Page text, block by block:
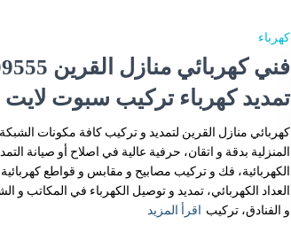
كهرباء
فني كهربائي
تمديد كهرباء تركيب سبوت لايت
كهربائي منازل القرين لتمديد و تركيب كافة مكونات الشبكة
المنزلية بدقة و اتقان، حرفية عالية في اصلاح أو صيانة
الكهربائية، فك و تركيب مصابيح و مقابس و قواطع
العداد الكهربائي، تمديد و توصيل الكهرباء في المكاتب و
و الفنادق، تركيب اقرأ المزيد